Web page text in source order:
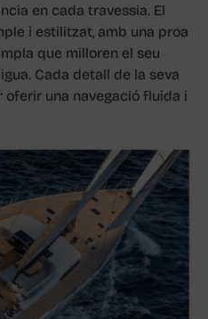
en cada travessia. El
i estilitzat, amb una proa
que milloren el seu
Cada detall de la seva
una navegació fluida i